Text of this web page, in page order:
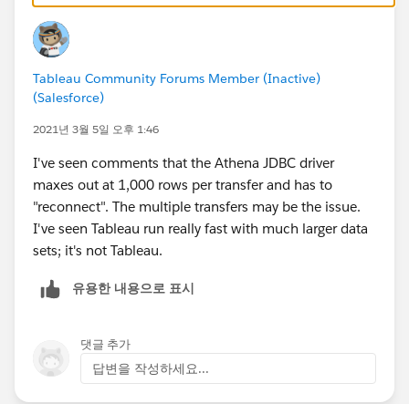
Tableau Community Forums Member (Inactive)
(Salesforce)
2021년 3월 5일 오후 1:46
I've seen comments that the Athena JDBC driver
maxes out at 1,000 rows per transfer and has to
"reconnect". The multiple transfers may be the issue.
I've seen Tableau run really fast with much larger data
sets; it's not Tableau.
유용한 내용으로 표시
댓글 추가
답변을 작성하세요...